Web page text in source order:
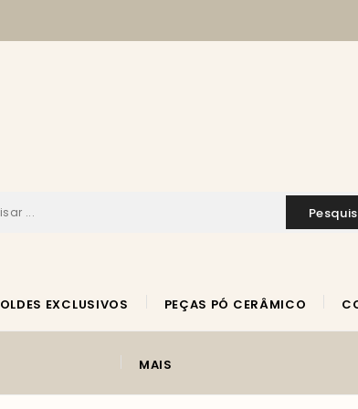
MOLDES EXCLUSIVOS PEÇAS PÓ CERÂMICO
MAIS